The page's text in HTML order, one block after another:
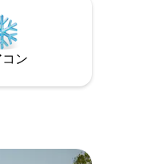
とをおすすめ
のレイアウト
リラックス
に設計され
ン